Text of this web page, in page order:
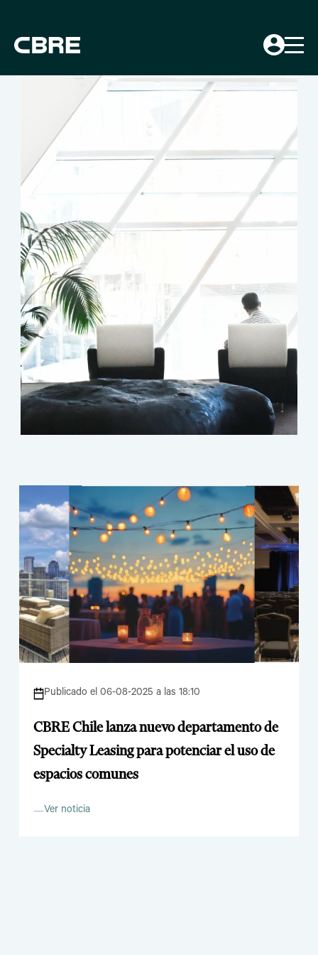
Publicado el 06-08-2025 a las 18:10
CBRE Chile lanza nuevo departamento de
Specialty Leasing para potenciar el uso de
espacios comunes
Ver noticia